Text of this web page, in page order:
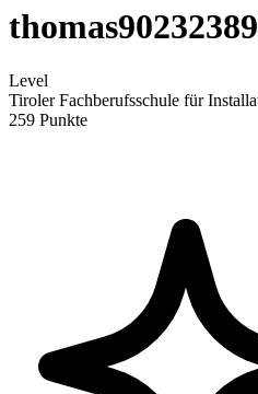
Level
Tiroler Fachberufsschule für
259 Punkte